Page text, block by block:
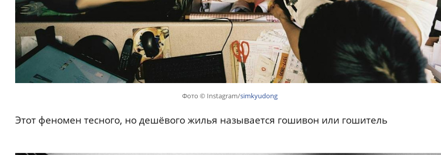
Фото © Instagram/simkyudong
Этот феномен тесного, но дешёвого жилья называется гошивон или гошитель